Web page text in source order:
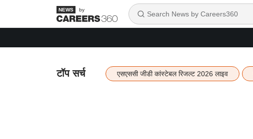
by
टॉप सर्च एसएससी जीडी कांस्टेबल रिजल्ट 2026 लाइव